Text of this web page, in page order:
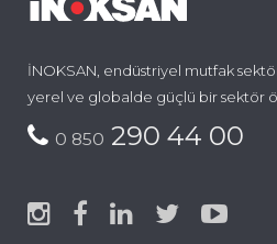
İNOKSAN, endüstriyel mutfak
yerel ve globalde güçlü bir sektör
0 850 290 44 00